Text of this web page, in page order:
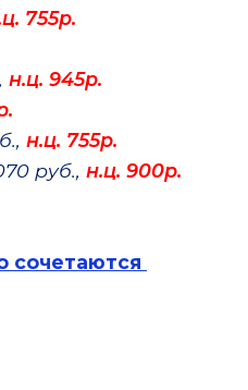
755р.
н.ц. 945р.
н.ц. 755р.
руб., н.ц. 900р.
сочетаются